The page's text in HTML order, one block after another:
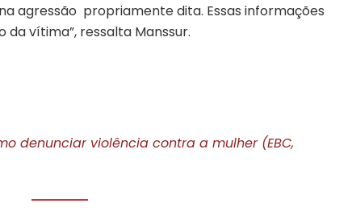
agressão propriamente dita. Essas informações
vítima”, ressalta Manssur.
denunciar violência contra a mulher (EBC,